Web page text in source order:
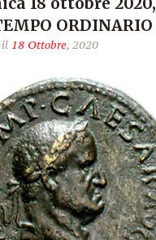
ORDINARIO
il 18 Ottobre, 2020